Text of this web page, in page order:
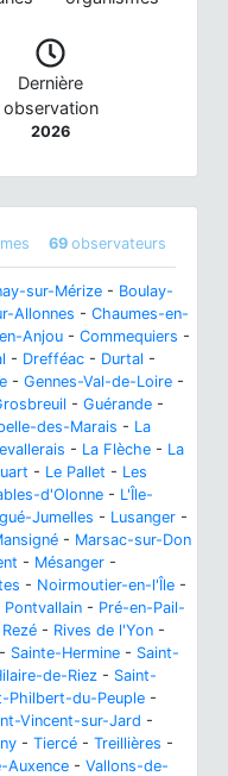
Dernière
observation
2026
69 observateurs
sur-Mérize - Boulay-
Allonnes - Chaumes-en-
Anjou - Commequiers -
- Drefféac - Durtal -
- Gennes-Val-de-Loire -
- Guérande -
des-Marais - La
- La Flèche - La
- Le Pallet - Les
d'Olonne - L'Île-
Jumelles - Lusanger -
- Marsac-sur-Don
- Mésanger -
- Noirmoutier-en-l'Île -
Pontvallain - Pré-en-Pail-
Rezé - Rives de l'Yon -
- Sainte-Hermine - Saint-
de-Riez - Saint-
Philbert-du-Peuple -
Vincent-sur-Jard -
- Tiercé - Treillières -
Auxence - Vallons-de-